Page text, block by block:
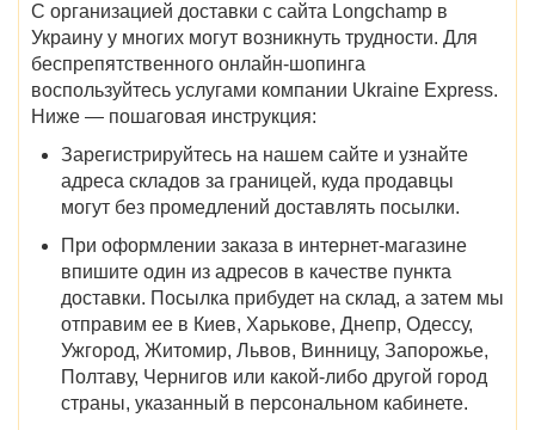
С организацией доставки с сайта Longchamp в
Украину у многих могут возникнуть трудности. Для
беспрепятственного онлайн-шопинга
воспользуйтесь услугами компании Ukraine Express.
Ниже — пошаговая инструкция:
Зарегистрируйтесь на нашем сайте и узнайте
адреса складов за границей, куда продавцы
могут без промедлений доставлять посылки.
При оформлении заказа в интернет-магазине
впишите один из адресов в качестве пункта
доставки. Посылка прибудет на склад, а затем мы
отправим ее в Киев, Харькове, Днепр, Одессу,
Ужгород, Житомир, Львов, Винницу, Запорожье,
Полтаву, Чернигов или какой-либо другой город
страны, указанный в персональном кабинете.